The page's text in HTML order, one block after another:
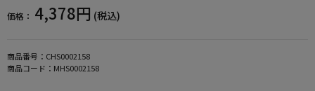
価格： 4,378円 (税込)
商品番号： CHS0002158
商品コード： MHS0002158